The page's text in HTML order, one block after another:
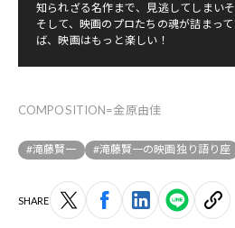
知られざる名作まで、見逃してしまい
そして、映画のプロたちの魂が詰まっ
ば、映画はもっと楽しい！
COMPOSITION=金原由佳
#滝藤賢一 #滝藤賢一の映画独り語り座
SHARE